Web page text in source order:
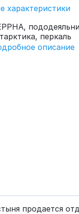
характеристики
перкаль
описание
продается